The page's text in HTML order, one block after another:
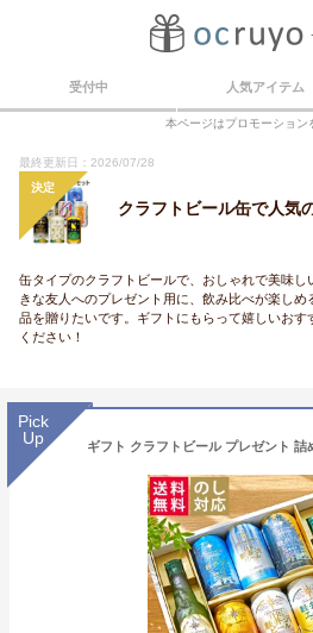
受付中 人気アイテム
本ページはプロモーション
最終更新日：2026/07/28
決定
クラフトビール缶で人気
缶タイプのクラフトビールで、おしゃれで美味
きな友人へのプレゼント用に、飲み比べが楽し
品を贈りたいです。ギフトにもらって嬉しいおす
ください！
Pick
Up